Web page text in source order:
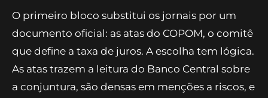
O primeiro bloco substitui os jornais por um
documento oficial: as atas do COPOM, o comitê
que define a taxa de juros. A escolha tem lógica.
As atas trazem a leitura do Banco Central sobre
a conjuntura, são densas em menções a riscos, e